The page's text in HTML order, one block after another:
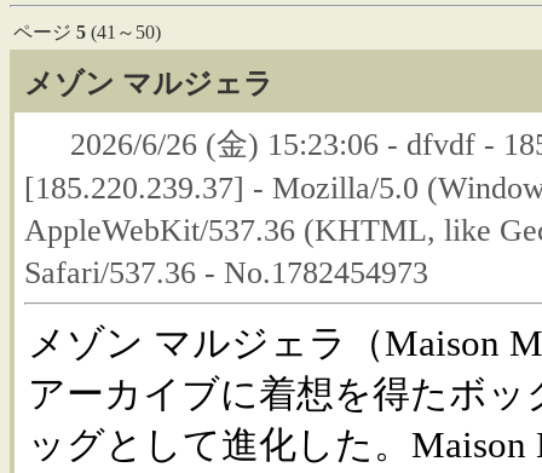
ページ 5 (41～50)
メゾン マルジェラ
2026/6/26 (金) 15:23:06 - dfvdf -
[185.220.239.37] - Mozilla/5.0
AppleWebKit/537.36 (KHTML, like
Safari/537.36 - No.1782454973
メゾン マルジェラ（Maison
アーカイブに着想を得たボッ
ッグとして進化した。